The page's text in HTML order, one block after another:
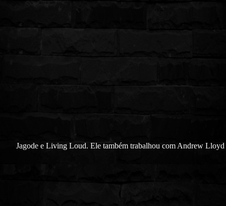
Jagode e Living Loud. Ele também trabalhou com Andrew Lloyd